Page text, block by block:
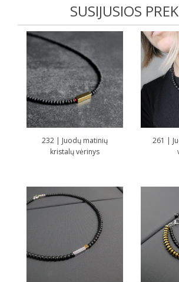
SUSIJUSIOS
232 | Juodų matinių
kristalų vėrinys
261 |